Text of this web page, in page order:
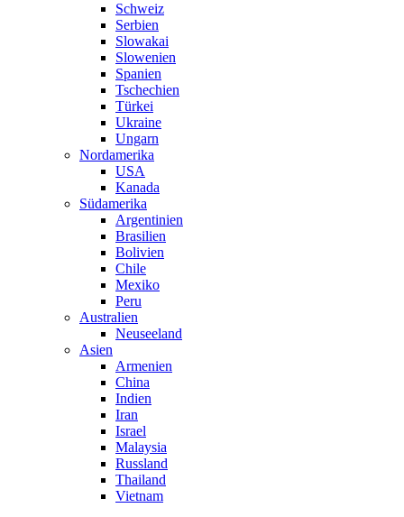
Schweiz
Serbien
Slowakai
Slowenien
Spanien
Tschechien
Türkei
Ukraine
Ungarn
Nordamerika
USA
Kanada
Südamerika
Argentinien
Brasilien
Bolivien
Chile
Mexiko
Peru
Australien
Neuseeland
Asien
Armenien
China
Indien
Iran
Israel
Malaysia
Russland
Thailand
Vietnam